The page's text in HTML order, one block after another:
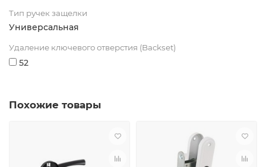
Тип ручек защелки
Универсальная
Удаление ключевого отверстия (Backset)
52
Похожие товары